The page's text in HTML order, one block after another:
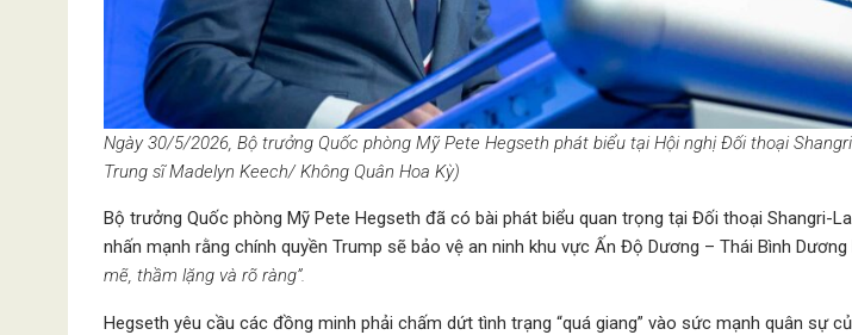
Ngày 30/5/2026, Bộ trưởng Quốc phòng Mỹ Pete Hegseth phát biểu tại Hội nghị Đối thoại
Trung sĩ Madelyn Keech/ Không Quân Hoa Kỳ)
Bộ trưởng Quốc phòng Mỹ Pete Hegseth đã có bài phát biểu quan trọng tại Đối thoại Shangri-
nhấn mạnh rằng chính quyền Trump sẽ bảo vệ an ninh khu vực Ấn Độ Dương – Thái Bình
mẽ, thầm lặng và rõ ràng”.
Hegseth yêu cầu các đồng minh phải chấm dứt tình trạng “quá giang” vào sức mạnh quân sự